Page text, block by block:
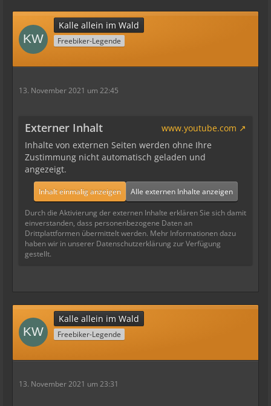
Kalle allein im Wald
Freebiker-Legende
13. November 2021 um 22:45
Externer Inhalt
www.youtube.com
Inhalte von externen Seiten werden ohne Ihre
Zustimmung nicht automatisch geladen und
angezeigt.
Inhalt einmalig anzeigen Alle externen Inhalte anzeigen
Durch die Aktivierung der externen Inhalte erklären Sie sich damit
einverstanden, dass personenbezogene Daten an
Drittplattformen übermittelt werden. Mehr Informationen dazu
haben wir in unserer Datenschutzerklärung zur Verfügung
gestellt.
Kalle allein im Wald
Freebiker-Legende
13. November 2021 um 23:31